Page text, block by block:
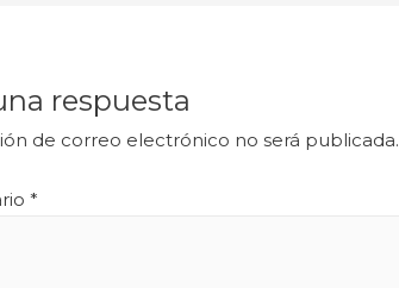
respuesta
de correo electrónico no será publicada.
*